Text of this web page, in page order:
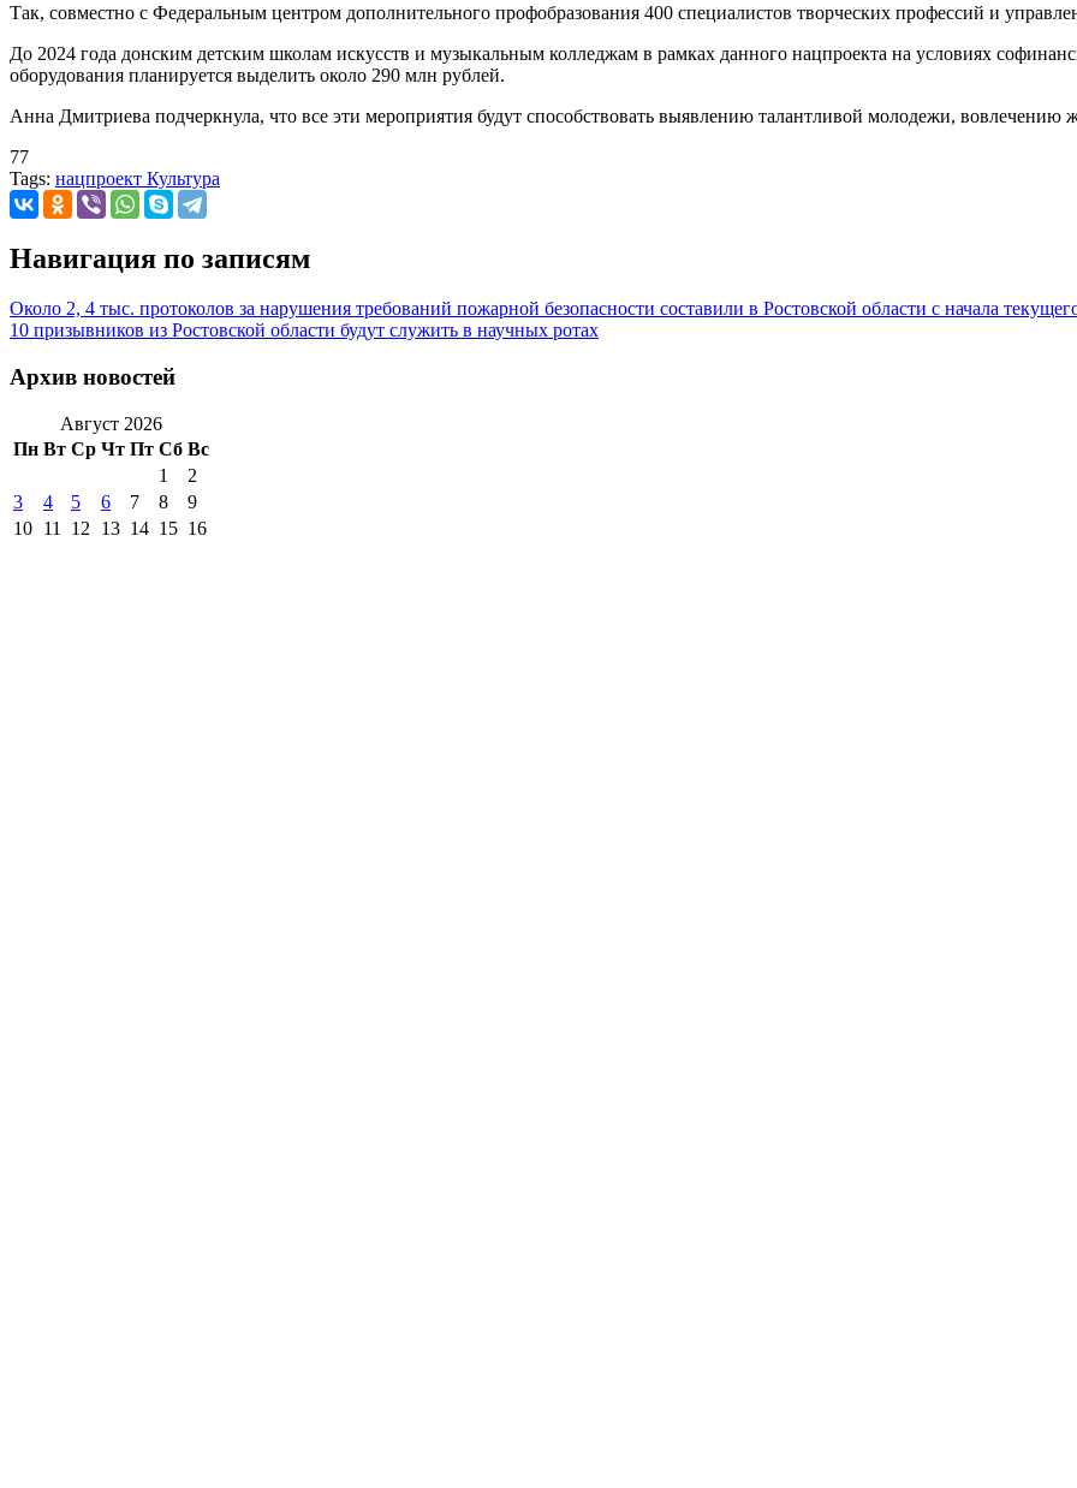
Так, совместно с Федеральным центром дополнительного профобразования 400 специалистов творческих профессий и
До 2024 года донским детским школам искусств и музыкальным колледжам в рамках данного нацпроекта на условиях
оборудования планируется выделить около 290 млн рублей.
Анна Дмитриева подчеркнула, что все эти мероприятия будут способствовать выявлению талантливой молодежи, вовлечению
77
Tags: нацпроект Культура
Навигация по записям
Около 2, 4 тыс. протоколов за нарушения требований пожарной безопасности составили в Ростовской области с начала
10 призывников из Ростовской области будут служить в научных ротах
Архив новостей
Август 2026
Пн Вт Ср Чт Пт Сб Вс
1
2
3
4 5 6 7 8
9
10 11 12 13 14 15 16